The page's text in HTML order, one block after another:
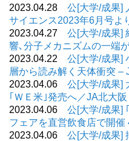
2023.04.28 公[大学/成果]
サイエンス2023年6月号よ
2023.04.27 公[大学/成果]
響､分子メカニズムの一端
2023.04.22 公[大学/成果]
層から読み解く天体衝突 –
2023.04.06 公[大学/成果]
｢ＷＥ米｣発売へ／JA北大阪
2023.04.06 公[大学/成果]
フェアを直営飲食店で開催
2023.04.06 公[大学/成果]